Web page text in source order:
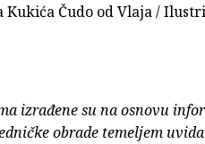
Kukića Čudo od Vlaja /
izrađene su na osnovu
obrade temeljem